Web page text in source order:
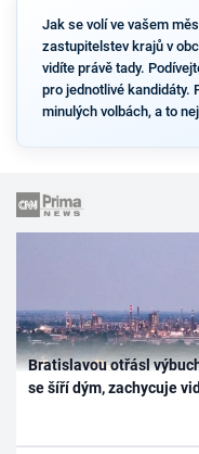
Jak se volí ve vašem
zastupitelstev krajů v
vidíte právě tady.
pro jednotlivé kandidáty.
minulých volbách, a to
Bratislavou otřásl
se šíří dým, zachycuje